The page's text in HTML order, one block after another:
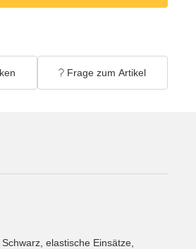
Frage zum Artikel
elastische Einsätze,